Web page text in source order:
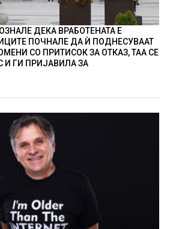
ДЕКА ВРАБОТЕНАТА Е
ПОЧНАЛЕ ДА Ѝ ПОДНЕСУВААТ
СО ПРИТИСОК ЗА ОТКАЗ, ТАА СЕ
И ГИ ПРИЈАВИЛА ЗА